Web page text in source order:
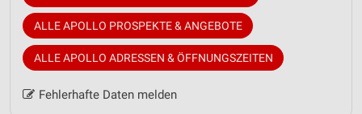
ALLE APOLLO PROSPEKTE & ANGEBOTE
ALLE APOLLO ADRESSEN & ÖFFNUNGSZEITEN
Fehlerhafte Daten melden